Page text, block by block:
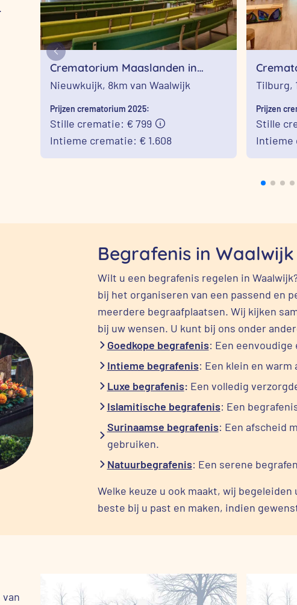
Crematorium Maaslanden in
Nieuwkuijk
Nieuwkuijk, 8km van Waalwijk
Prijzen crematorium 2025:
Stille crematie: € 799
Intieme crematie: € 1.608
Tilburg,
Prijzen
Stille
Intieme
Begrafenis in Waalwijk
Wilt u een begrafenis regelen in
bij het organiseren van een passend en
meerdere begraafplaatsen. Wij kijken
bij uw wensen. U kunt bij ons onder
Goedkope begrafenis: Een eenvoudige
Intieme begrafenis: Een klein en
Luxe begrafenis: Een volledig
Islamitische begrafenis: Een
Surinaamse begrafenis: Een afscheid
gebruiken.
Natuurbegrafenis: Een serene
Welke keuze u ook maakt, wij
beste bij u past en maken, indien